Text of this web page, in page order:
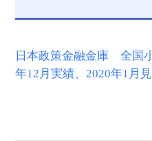
日本政策金融金庫 全国
年12月実績、2020年1月見